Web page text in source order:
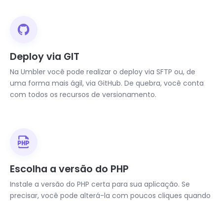
Deploy via GIT
Na Umbler você pode realizar o deploy via SFTP ou, de
uma forma mais ágil, via GitHub. De quebra, você conta
com todos os recursos de versionamento.
Escolha a versão do PHP
Instale a versão do PHP certa para sua aplicação. Se
precisar, você pode alterá-la com poucos cliques quando